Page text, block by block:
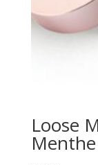
Loose
Menthe